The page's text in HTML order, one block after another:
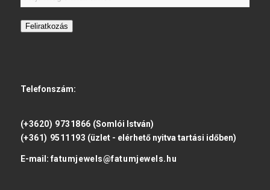
Feliratkozás
Telefonszám:
(+3620) 9731866 (Somlói István)
(+361) 9511193 (üzlet - elérhető nyitva tartási időben)
E-mail: fatumjewels@fatumjewels.hu